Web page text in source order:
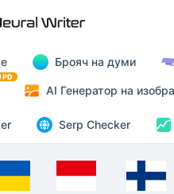
Брояч на думи
AI Генератор на
Serp Checker